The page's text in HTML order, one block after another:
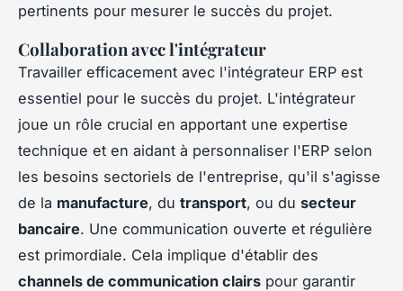
pertinents pour mesurer le succès du projet.
Collaboration avec l'intégrateur
Travailler efficacement avec l'intégrateur ERP est
essentiel pour le succès du projet. L'intégrateur
joue un rôle crucial en apportant une expertise
technique et en aidant à personnaliser l'ERP selon
les besoins sectoriels de l'entreprise, qu'il s'agisse
de la manufacture, du transport, ou du secteur
bancaire. Une communication ouverte et régulière
est primordiale. Cela implique d'établir des
channels de communication clairs pour garantir